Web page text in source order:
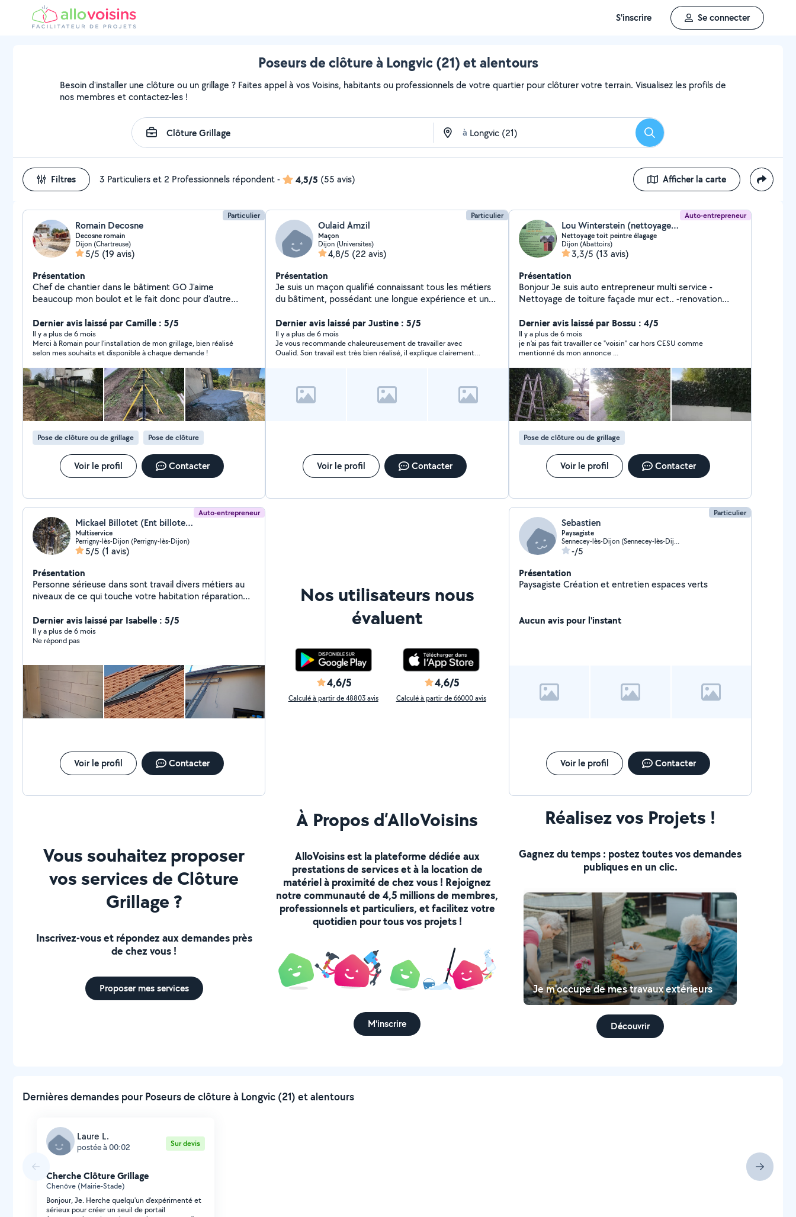
S'inscrire Se connecter
Poseurs de clôture à Longvic (21) et alentours
Besoin d'installer une clôture ou un grillage ? Faites appel à vos Voisins, habitants ou professionnels de votre quartier pour clôturer votre terrain. Visualisez les profils de
nos membres et contactez-les !
à Rechercher
Filtres 3 Particuliers et 2 Professionnels répondent- 4,5/5 (55 avis) Afficher la carte
Particulier
Romain Decosne
Decosne romain
Dijon (Chartreuse)
5/5 (19 avis)
Présentation
Chef de chantier dans le bâtiment GO J'aime
beaucoup mon boulot et le fait donc pour d'autre
connaissances. J'ai eu un peu moins de dispo suite à la
construction de ma maison je vais pouvoir être à
nouveau de retour en ce début d'année
Dernier avis laissé par Camille : 5/5
Il y a plus de 6 mois
Merci à Romain pour l’installation de mon grillage, bien réalisé
selon mes souhaits et disponible à chaque demande !
Pose de clôture ou de grillage Pose de clôture
Voir le profil Contacter
Particulier
Oulaid Amzil
Maçon
Dijon (Universites)
4,8/5 (22 avis)
Présentation
Je suis un maçon qualifié connaissant tous les métiers
du bâtiment, possédant une longue expérience et un
travaux, bricolage, carrelage etc.... Mais je peux aussi
m'occuper d'un jardin, débroussailler....
Dernier avis laissé par Justine : 5/5
Il y a plus de 6 mois
Je vous recommande chaleureusement de travailler avec
Oualid. Son travail est très bien réalisé, il explique clairement
Voir le profil Contacter
Auto-entrepreneur
Lou Winterstein (nettoyage toiture peinture entretien espace vert)
Nettoyage toit peintre élagage
Dijon (Abattoirs)
3,3/5 (13 avis)
Présentation
Bonjour Je suis auto entrepreneur multi service -
Nettoyage de toiture façade mur ect.. -renovation
laqué ect.. -Peinture intérieur et extérieur façade
pignon toiture mur ect.. sur tout support -Elagage
abbatage taille de haie taille d'arbre plantation d'arbre
dessouchage de haie et d'arbre tonte de pelouse -
débarras de maison cave grenier grange nettoyage de
terrain évacuation de tout encombrants.demolition et
évacuation de mûr cabanon maison dalle et autre
merci
Dernier avis laissé par Bossu : 4/5
Il y a plus de 6 mois
je n'ai pas fait travailler ce "voisin" car hors CESU comme
mentionné ds mon annonce ...
Pose de clôture ou de grillage
Voir le profil Contacter
Auto-entrepreneur
Mickael Billotet (Ent billotet mickael)
Multiservice
Perrigny-lès-Dijon (Perrigny-lès-Dijon)
5/5 (1 avis)
Présentation
Personne sérieuse dans sont travail divers métiers au
niveaux de ce qui touche votre habitation réparation
en sécurité avec harnais de sécurité ou nacelle
Dernier avis laissé par Isabelle : 5/5
Il y a plus de 6 mois
Ne répond pas
Voir le profil Contacter
Nos utilisateurs nous
évaluent
4,6/5
Calculé à partir de 48803 avis
4,6/5
Calculé à partir de 66000 avis
Particulier
Sebastien
Paysagiste
Sennecey-lès-Dijon (Sennecey-lès-Dijon)
-/5
Présentation
Paysagiste Création et entretien espaces verts
Aucun avis pour l'instant
Voir le profil Contacter
Vous souhaitez proposer
vos services de Clôture
Grillage ?
Inscrivez-vous et répondez aux demandes près
de chez vous !
Proposer mes services
À Propos d’AlloVoisins
AlloVoisins est la plateforme dédiée aux
prestations de services et à la location de
matériel à proximité de chez vous ! Rejoignez
notre communauté de 4,5 millions de membres,
professionnels et particuliers, et facilitez votre
quotidien pour tous vos projets !
M'inscrire
Réalisez vos Projets !
Gagnez du temps : postez toutes vos demandes
publiques en un clic.
Je m'occupe de mes travaux extérieurs
Découvrir
Dernières demandes pour Poseurs de clôture à Longvic (21) et alentours
Laure L.
postée à 00:02 Sur devis
Cherche Clôture Grillage
Chenôve (Mairie-Stade)
Bonjour, Je. Herche quelqu'un d'expérimenté et
sérieux pour créer un seuil de portail